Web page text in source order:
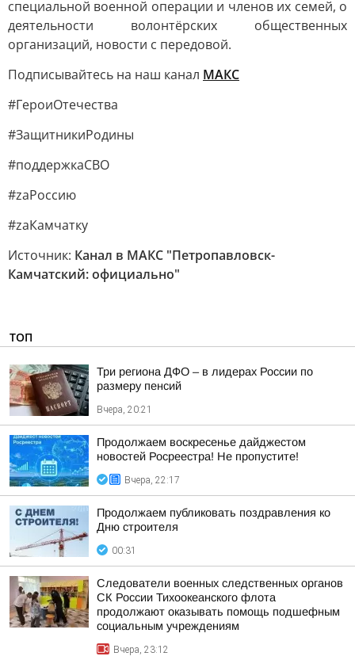
специальной военной операции и членов их семей, о
деятельности волонтёрских общественных
организаций, новости с передовой.
Подписывайтесь на наш канал МАКС
#ГероиОтечества
#ЗащитникиРодины
#поддержкаСВО
#zaРоссию
#zaКамчатку
Источник: Канал в МАКС "Петропавловск-
Камчатский: официально"
ТОП
Три региона ДФО – в лидерах России по
размеру пенсий
Вчера, 20:21
Продолжаем воскресенье дайджестом
новостей Росреестра! Не пропустите!
Вчера, 22:17
Продолжаем публиковать поздравления ко
Дню строителя
00:31
Следователи военных следственных органов
СК России Тихоокеанского флота
продолжают оказывать помощь подшефным
социальным учреждениям
Вчера, 23:12